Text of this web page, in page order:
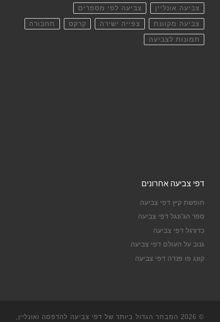
צביעה אונליין צביעה לפי מספרים
צביעה מקוונת צפייה ישירה קרקס תחבורה
תמונות לצביעה
דפי צביעה אחרונים
חופשת קיץ דפי צביעה
ספר הג'ונגל דפי צביעה
כדורגל דפי צביעה
גנוב על העולם דפי צביעה
קונג פו פנדה דפי צביעה
© 2026
המבחר הגדול ביותר של דפי צביעה להדפסה ואונליין,